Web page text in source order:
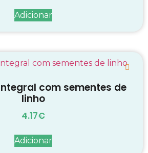
Adicionar
com sementes de
linho
4.17€
Adicionar